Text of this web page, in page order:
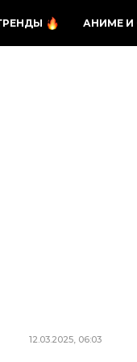
АНИМЕ И
12.03.2025, 06:03